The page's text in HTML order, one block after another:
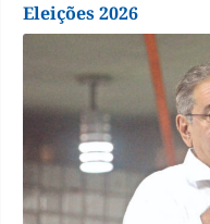
Eleições 2026